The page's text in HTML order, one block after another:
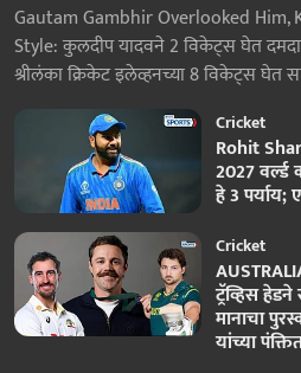
Gautam Gambhir Overlooked Him,
Style: कुलदीप यादवने 2 विकेट्स घेत
श्रीलंका क्रिकेट इलेव्हनच्या 8 विकेट्स घेत
Cricket
Rohit
2027 वर्ल्ड
हे 3 पर्याय;
Cricket
ट्रॅव्हिस
मानाचा
यांच्या